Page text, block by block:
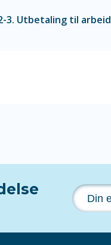
3. Utbetaling til